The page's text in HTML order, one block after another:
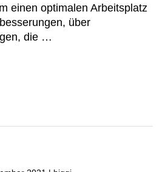
einen optimalen Arbeitsplatz
über
die …